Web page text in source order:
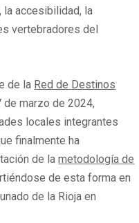
la accesibilidad, la
vertebradores del
de la Red de Destinos
marzo de 2024,
locales integrantes
finalmente ha
de lametodología de
de esta forma en
de la Rioja en